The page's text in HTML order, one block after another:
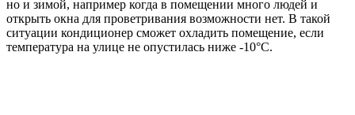
но и зимой, например когда в помещении много людей и
открыть окна для проветривания возможности нет. В такой
ситуации кондиционер сможет охладить помещение, если
температура на улице не опустилась ниже -10°С.